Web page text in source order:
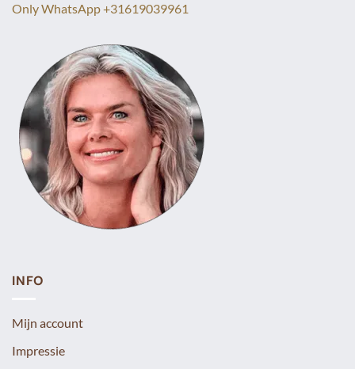
Only WhatsApp +31619039961
INFO
Mijn account
Impressie